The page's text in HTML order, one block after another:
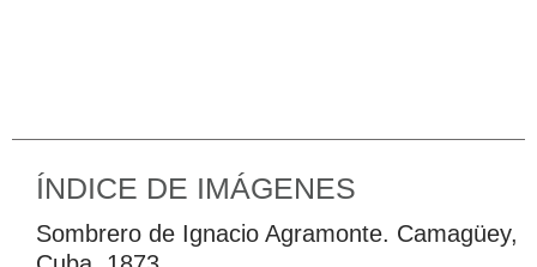
ÍNDICE DE IMÁGENES
Sombrero de Ignacio Agramonte. Camagüey,